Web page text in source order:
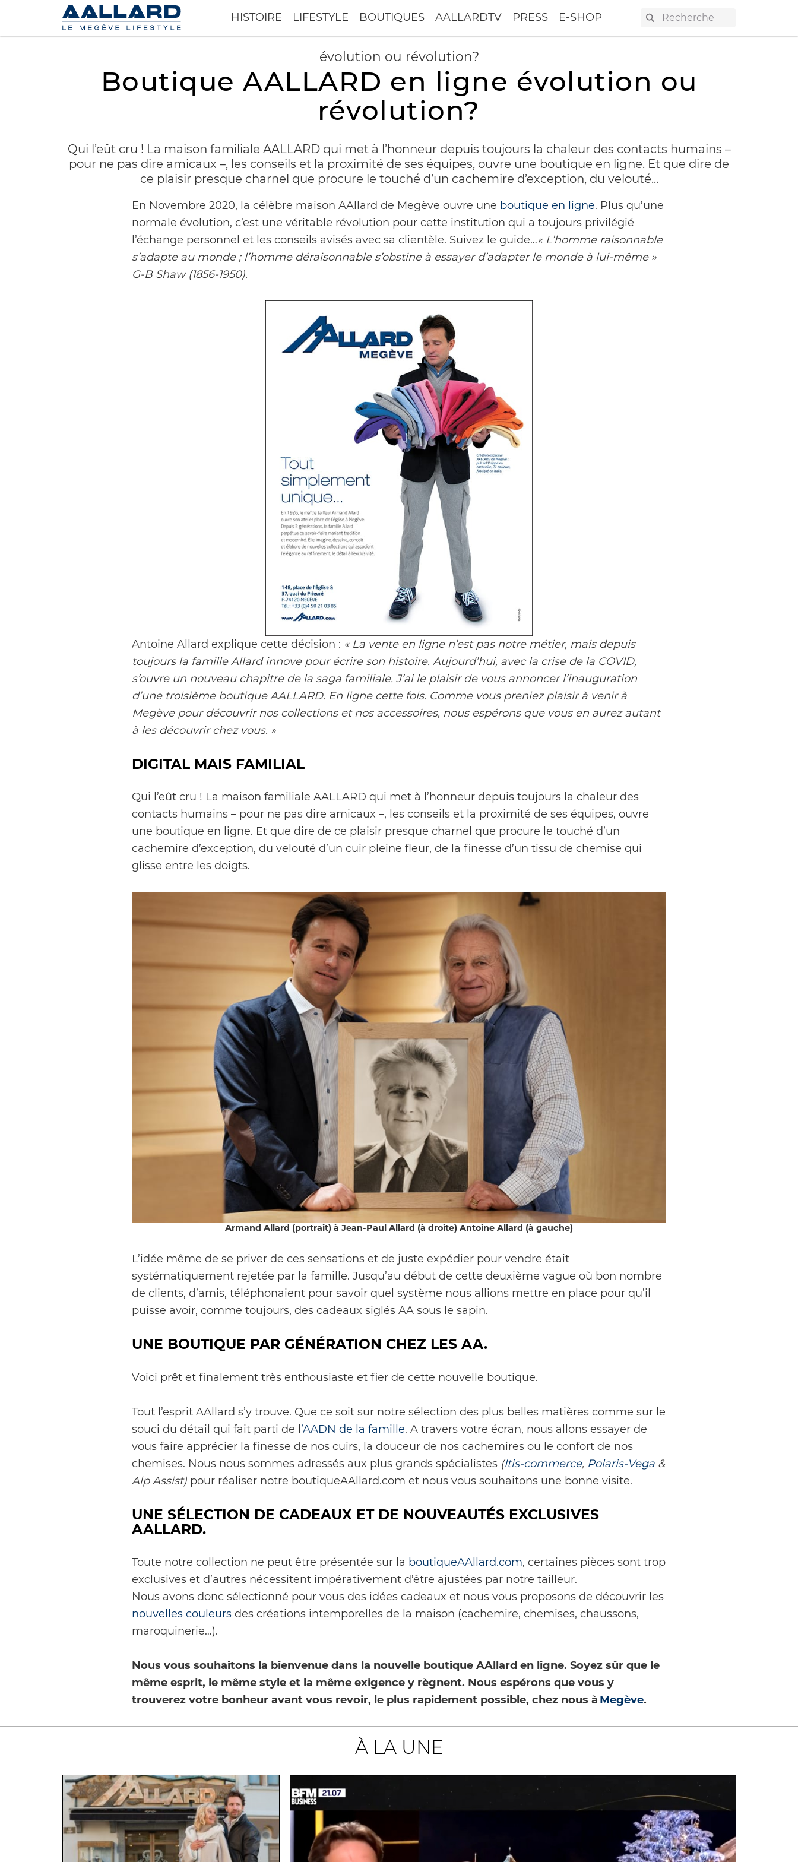
AAllard
HISTOIRE LIFESTYLE BOUTIQUES AALLARDTV PRESS E-SHOP
évolution ou révolution?
Boutique AALLARD en ligne évolution ou
révolution?
Qui l’eût cru ! La maison familiale AALLARD qui met à l’honneur depuis toujours la chaleur des contacts humains –
pour ne pas dire amicaux –, les conseils et la proximité de ses équipes, ouvre une boutique en ligne. Et que dire de
ce plaisir presque charnel que procure le touché d’un cachemire d’exception, du velouté...
En Novembre 2020, la célèbre maison AAllard de Megève ouvre une boutique en ligne. Plus qu’une
normale évolution, c’est une véritable révolution pour cette institution qui a toujours privilégié
l’échange personnel et les conseils avisés avec sa clientèle. Suivez le guide…« L’homme raisonnable
s’adapte au monde ; l’homme déraisonnable s’obstine à essayer d’adapter le monde à lui-même »
G-B Shaw (1856-1950).
Antoine Allard explique cette décision : « La vente en ligne n’est pas notre métier, mais depuis
toujours la famille Allard innove pour écrire son histoire. Aujourd’hui, avec la crise de la COVID,
s’ouvre un nouveau chapitre de la saga familiale. J’ai le plaisir de vous annoncer l’inauguration
d’une troisième boutique AALLARD. En ligne cette fois. Comme vous preniez plaisir à venir à
Megève pour découvrir nos collections et nos accessoires, nous espérons que vous en aurez autant
à les découvrir chez vous. »
DIGITAL MAIS FAMILIAL
Qui l’eût cru ! La maison familiale AALLARD qui met à l’honneur depuis toujours la chaleur des
contacts humains – pour ne pas dire amicaux –, les conseils et la proximité de ses équipes, ouvre
une boutique en ligne. Et que dire de ce plaisir presque charnel que procure le touché d’un
cachemire d’exception, du velouté d’un cuir pleine fleur, de la finesse d’un tissu de chemise qui
glisse entre les doigts.
Armand Allard (portrait) à Jean-Paul Allard (à droite) Antoine Allard (à gauche)
L’idée même de se priver de ces sensations et de juste expédier pour vendre était
systématiquement rejetée par la famille. Jusqu’au début de cette deuxième vague où bon nombre
de clients, d’amis, téléphonaient pour savoir quel système nous allions mettre en place pour qu’il
puisse avoir, comme toujours, des cadeaux siglés AA sous le sapin.
UNE BOUTIQUE PAR GÉNÉRATION CHEZ LES AA.
Voici prêt et finalement très enthousiaste et fier de cette nouvelle boutique.
Tout l’esprit AAllard s’y trouve. Que ce soit sur notre sélection des plus belles matières comme sur le
souci du détail qui fait parti de l ’AADN de la famille. A travers votre écran, nous allons essayer de
vous faire apprécier la finesse de nos cuirs, la douceur de nos cachemires ou le confort de nos
chemises. Nous nous sommes adressés aux plus grands spécialistes (Itis-commerce, Polaris-Vega &
Alp Assist) pour réaliser notre boutiqueAAllard.com et nous vous souhaitons une bonne visite.
UNE SÉLECTION DE CADEAUX ET DE NOUVEAUTÉS EXCLUSIVES
AALLARD.
Toute notre collection ne peut être présentée sur la boutiqueAAllard.com, certaines pièces sont trop
exclusives et d’autres nécessitent impérativement d’être ajustées par notre tailleur.
Nous avons donc sélectionné pour vous des idées cadeaux et nous vous proposons de découvrir les
nouvelles couleurs des créations intemporelles de la maison (cachemire, chemises, chaussons,
maroquinerie…).
Nous vous souhaitons la bienvenue dans la nouvelle boutique AAllard en ligne. Soyez sûr que le
même esprit, le même style et la même exigence y règnent. Nous espérons que vous y
trouverez votre bonheur avant vous revoir, le plus rapidement possible, chez nous à Megève.
À LA UNE